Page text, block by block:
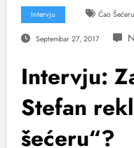
Intervju Ćao Šećeru
Septembar 27, 2017
Intervju:
Stefan
šećeru“?